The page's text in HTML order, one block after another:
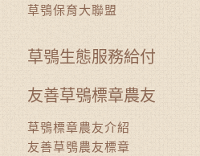
草鴞保育大聯盟
草鴞生態服務給付
友善草鴞標章農友
草鴞標章農友介紹
友善草鴞農友標章